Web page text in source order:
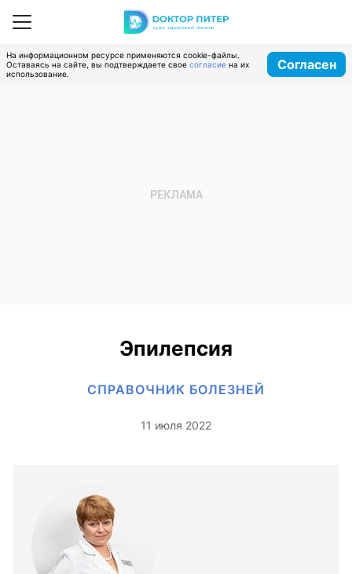
На информационном ресурсе применяются cookie-файлы.
Оставаясь на сайте, вы подтверждаете свое согласие на их
использование.
Согласен
Эпилепсия
СПРАВОЧНИК БОЛЕЗНЕЙ
11 июля 2022